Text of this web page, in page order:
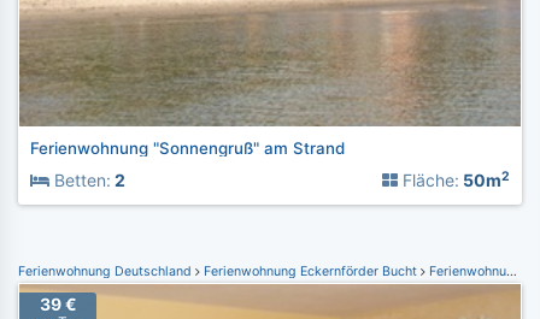
Ferienwohnung "Sonnengruß" am Strand
Betten: 2 Fläche: 50m2
Ferienwohnung Deutschland Ferienwohnung Eckernförder Bucht Ferienwohnung Windeby
39 €